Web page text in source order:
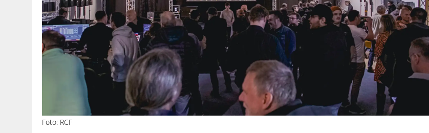
Foto: RCF